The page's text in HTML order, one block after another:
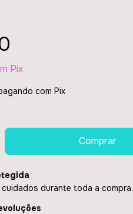
Pix
com Pix
durante toda a compra.